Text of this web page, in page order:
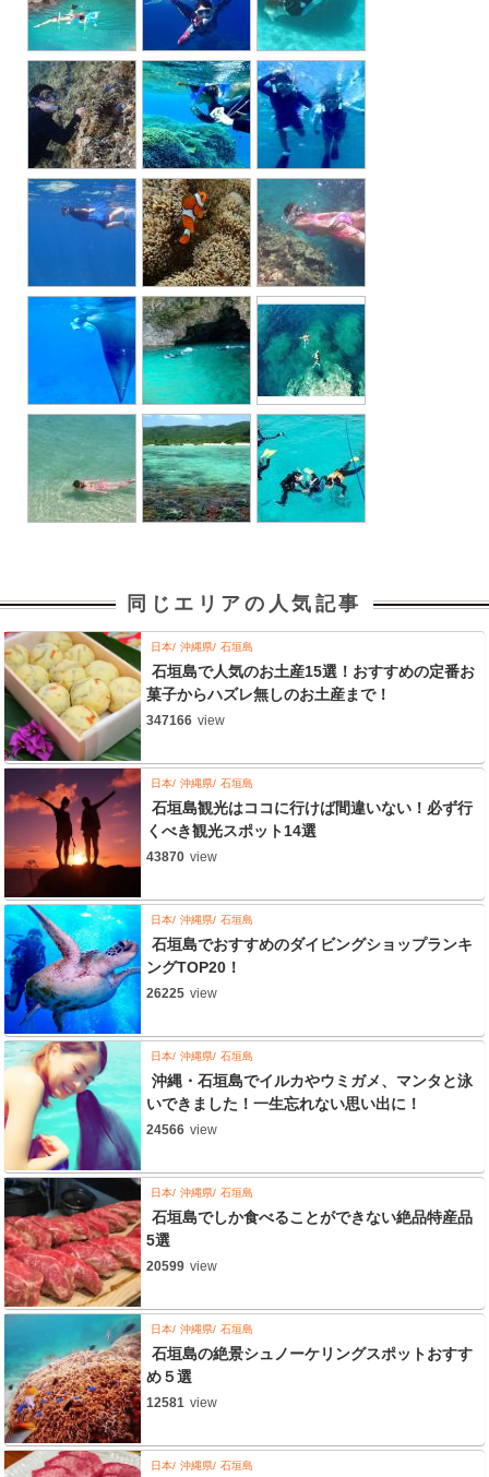
同じエリアの人気記事
日本 沖縄県 石垣島
石垣島で人気のお土産15選！おすすめの定番お
菓子からハズレ無しのお土産まで！
347166 view
日本 沖縄県 石垣島
石垣島観光はココに行けば間違いない！必ず行
くべき観光スポット14選
43870 view
日本 沖縄県 石垣島
石垣島でおすすめのダイビングショップランキ
ングTOP20！
26225 view
日本 沖縄県 石垣島
沖縄・石垣島でイルカやウミガメ、マンタと泳
いできました！一生忘れない思い出に！
24566 view
日本 沖縄県 石垣島
石垣島でしか食べることができない絶品特産品
5選
20599 view
日本 沖縄県 石垣島
石垣島の絶景シュノーケリングスポットおすす
め５選
12581 view
日本 沖縄県 石垣島